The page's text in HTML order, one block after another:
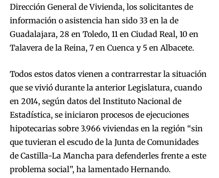
Dirección General de Vivienda, los solicitantes de
información o asistencia han sido 33 en la de
Guadalajara, 28 en Toledo, 11 en Ciudad Real, 10 en
Talavera de la Reina, 7 en Cuenca y 5 en Albacete.
Todos estos datos vienen a contrarrestar la situación
que se vivió durante la anterior Legislatura, cuando
en 2014, según datos del Instituto Nacional de
Estadística, se iniciaron procesos de ejecuciones
hipotecarias sobre 3.966 viviendas en la región “sin
que tuvieran el escudo de la Junta de Comunidades
de Castilla-La Mancha para defenderles frente a este
problema social”, ha lamentado Hernando.